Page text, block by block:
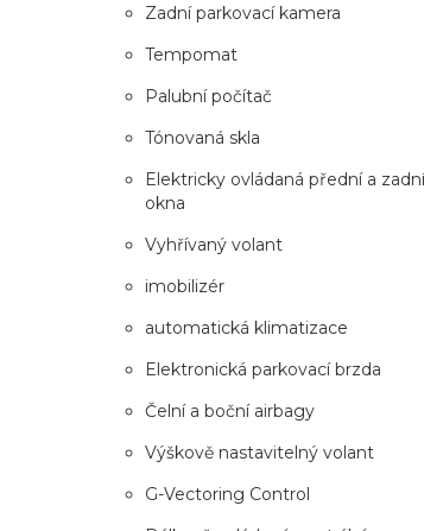
Zadní parkovací kamera
Tempomat
Palubní počítač
Tónovaná skla
Elektricky ovládaná přední a zadní
okna
Vyhřívaný volant
imobilizér
automatická klimatizace
Elektronická parkovací brzda
Čelní a boční airbagy
Výškově nastavitelný volant
G-Vectoring Control